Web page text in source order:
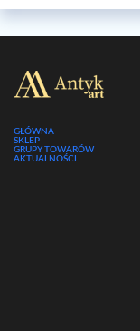
GŁÓWNA
SKLEP
GRUPY TOWARÓW
AKTUALNOŚCI